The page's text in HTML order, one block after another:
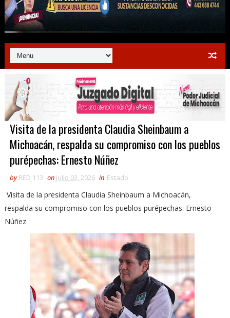
Visita de la presidenta Claudia Sheinbaum a
Michoacán, respalda su compromiso con los pueblos
purépechas: Ernesto Núñez
by RED 113 on julio 03, 2026 in Estado
Visita de la presidenta Claudia Sheinbaum a Michoacán,
respalda su compromiso con los pueblos purépechas: Ernesto
Núñez